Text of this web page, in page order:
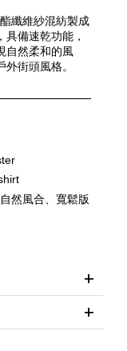
纖維紗混紡製成
備速乾功能，
自然柔和的風
街頭風格。
然風合、寬鬆版